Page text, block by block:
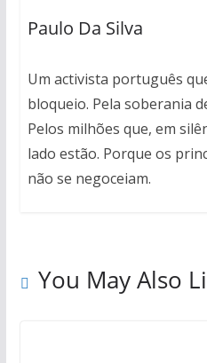
Paulo Da Silva
Um activista português
bloqueio. Pela soberania
Pelos milhões que, em
lado estão. Porque os
não se negoceiam.
You May Also